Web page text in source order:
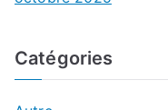
Catégories